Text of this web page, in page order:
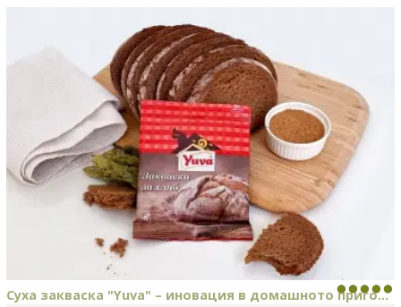
Суха закваска "Yuva" – иновация в домашното приго...